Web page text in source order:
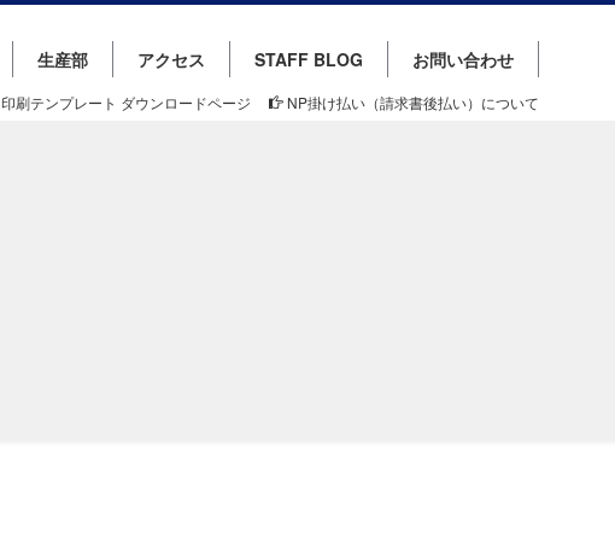
生産部 アクセス STAFF BLOG お問い合わせ
印刷テンプレート ダウンロードページ NP掛け払い（請求書後払い）について